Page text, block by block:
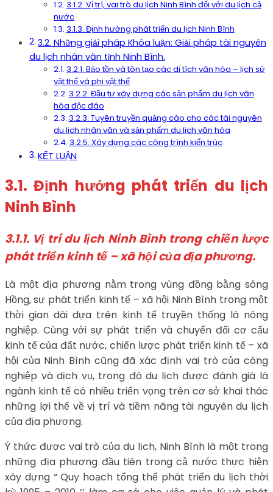
3.1.2. Vị trí, vai trò du lịch Ninh Bình đối với du lịch cả
nước
3.1.3. Định hướng phát triển du lịch Ninh Bình
3.2. Những giải pháp Khóa luận: Giải pháp tài nguyên
du lịch nhân văn tỉnh Ninh Bình.
3.2.1. Bảo tồn và tôn tạo các di tích văn hóa – lịch sử
vật thể và phi vật thể
3.2.2. Đầu tư xây dựng các sản phẩm du lịch văn
hóa độc đáo
3.2.3. Tuyên truyền quảng cáo cho các tài nguyên
du lịch nhân văn và sản phẩm du lịch văn hóa
3.2.5. Xây dựng các công trình kiến trúc
KẾT LUẬN
3.1. Định hướng phát triển du lịch
Ninh Bình
3.1.1. Vị trí du lịch Ninh Bình trong chiến lược
phát triển kinh tế – xã hội của địa phương.
Là một địa phương nằm trong vùng đồng bằng sông
Hồng, sự phát triển kinh tế – xã hội Ninh Bình trong một
thời gian dài dựa trên kinh tế truyền thống là nông
nghiệp. Cùng với sự phát triển và chuyển đổi cơ cấu
kinh tế của đất nước, chiến lược phát triển kinh tế – xã
hội của Ninh Bình cũng đã xác định vai trò của công
nghiệp và dịch vụ, trong đó du lịch được đánh giá là
ngành kinh tế có nhiều triển vọng trên cơ sở khai thác
những lợi thế về vị trí và tiềm năng tài nguyên du lịch
của địa phương.
Ý thức được vai trò của du lịch, Ninh Bình là một trong
những địa phương đầu tiên trong cả nước thực hiện
xây dựng “ Quy hoạch tổng thể phát triển du lịch thời